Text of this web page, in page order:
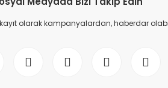
olarak kampanyalardan, haberdar